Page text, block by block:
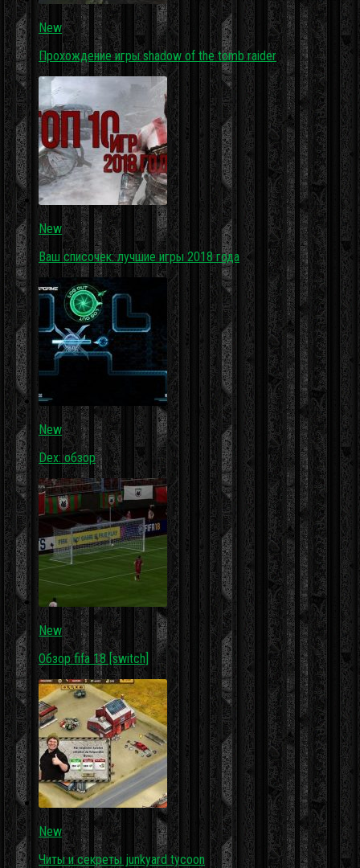
New
Прохождение игры shadow of the tomb raider
New
Ваш списочек: лучшие игры 2018 года
New
Dex: обзор
New
Обзор fifa 18 [switch]
New
Читы и секреты junkyard tycoon